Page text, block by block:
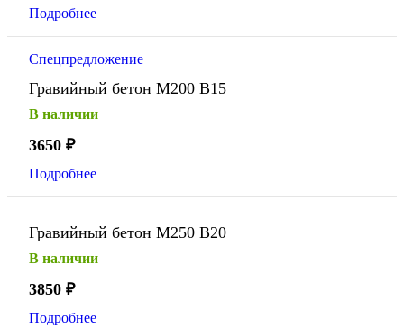
Подробнее
Спецпредложение
Гравийный бетон М200 В15
В наличии
3650 ₽
Подробнее
Гравийный бетон М250 В20
В наличии
3850 ₽
Подробнее